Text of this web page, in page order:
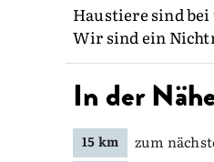
Haustiere sind
Wir sind ein
In der
15 km zum